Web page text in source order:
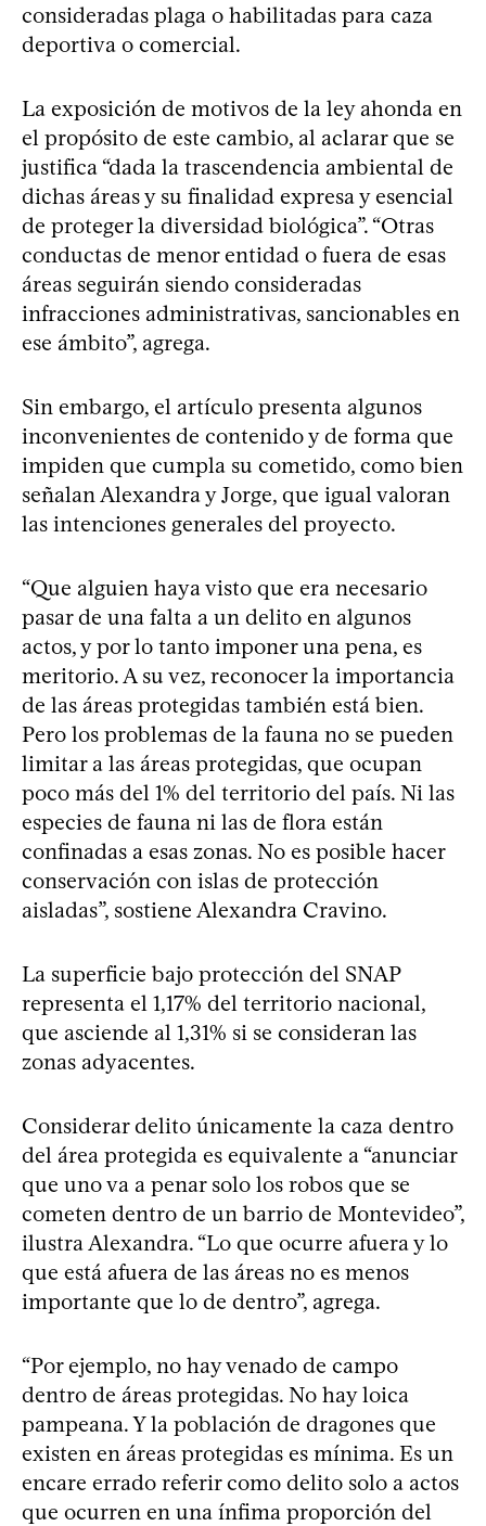
consideradas plaga o habilitadas para caza
deportiva o comercial.
La exposición de motivos de la ley ahonda en
el propósito de este cambio, al aclarar que se
justifica “dada la trascendencia ambiental de
dichas áreas y su finalidad expresa y esencial
de proteger la diversidad biológica”. “Otras
conductas de menor entidad o fuera de esas
áreas seguirán siendo consideradas
infracciones administrativas, sancionables en
ese ámbito”, agrega.
Sin embargo, el artículo presenta algunos
inconvenientes de contenido y de forma que
impiden que cumpla su cometido, como bien
señalan Alexandra y Jorge, que igual valoran
las intenciones generales del proyecto.
“Que alguien haya visto que era necesario
pasar de una falta a un delito en algunos
actos, y por lo tanto imponer una pena, es
meritorio. A su vez, reconocer la importancia
de las áreas protegidas también está bien.
Pero los problemas de la fauna no se pueden
limitar a las áreas protegidas, que ocupan
poco más del 1% del territorio del país. Ni las
especies de fauna ni las de flora están
confinadas a esas zonas. No es posible hacer
conservación con islas de protección
aisladas”, sostiene Alexandra Cravino.
La superficie bajo protección del SNAP
representa el 1,17% del territorio nacional,
que asciende al 1,31% si se consideran las
zonas adyacentes.
Considerar delito únicamente la caza dentro
del área protegida es equivalente a “anunciar
que uno va a penar solo los robos que se
cometen dentro de un barrio de Montevideo”,
ilustra Alexandra. “Lo que ocurre afuera y lo
que está afuera de las áreas no es menos
importante que lo de dentro”, agrega.
“Por ejemplo, no hay venado de campo
dentro de áreas protegidas. No hay loica
pampeana. Y la población de dragones que
existen en áreas protegidas es mínima. Es un
encare errado referir como delito solo a actos
que ocurren en una ínfima proporción del